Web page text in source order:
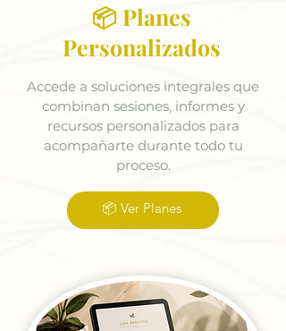
📦 Planes
Personalizados
Accede a soluciones integrales que
combinan sesiones, informes y
recursos personalizados para
acompañarte durante todo tu
proceso.
📦 Ver Planes